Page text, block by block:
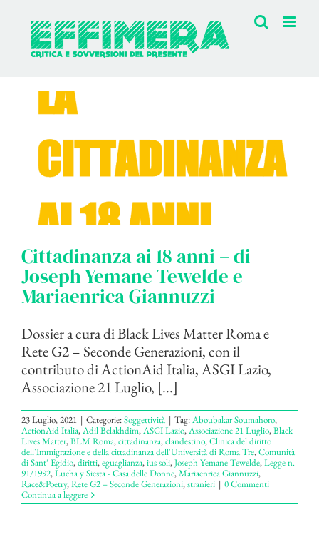
contenuto
Cittadinanza ai 18 anni – di
Joseph Yemane Tewelde e
Mariaenrica Giannuzzi
Dossier a cura di Black Lives Matter Roma e
Rete G2 – Seconde Generazioni, con il
contributo di ActionAid Italia, ASGI Lazio,
Associazione 21 Luglio, [...]
23 Luglio, 2021 | Categorie:Soggettività | Tag:Aboubakar Soumahoro,
ActionAid Italia,Adil Belakhdim,ASGI Lazio,Associazione 21 Luglio,Black
Lives Matter,BLM Roma,cittadinanza,clandestino,Clinica del diritto
dell’Immigrazione e della cittadinanza dell'Università di Roma Tre,Comunità
di Sant’ Egidio,diritti,eguaglianza,ius soli,Joseph Yemane Tewelde,Legge n.
91/1992,Lucha y Siesta - Casa delle Donne,Mariaenrica Giannuzzi,
Race&Poetry,Rete G2 – Seconde Generazioni,stranieri | 0 Commenti
Continua a leggere